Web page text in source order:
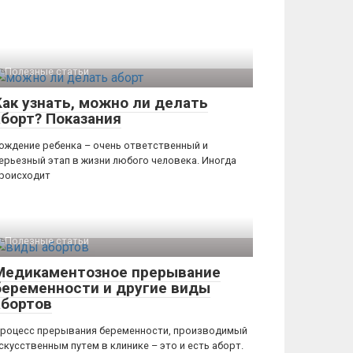
Полезные статьи
узнать, можно ли делать
Показания
ребенка – очень ответственный и
этап в жизни любого человека. Иногда
Полезные статьи
прерывание
и другие виды
прерывания беременности, производимый
путем в клинике – это и есть аборт.